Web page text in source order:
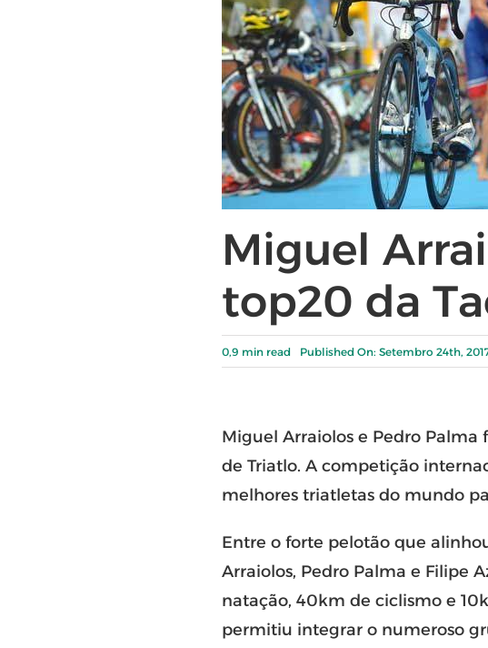
Miguel
top20 da
0,9 min read Published On: Setembro 24th,
Miguel Arraiolos e Pedro
de Triatlo. A competição
melhores triatletas do mundo
Entre o forte pelotão que
Arraiolos, Pedro Palma e Filipe
natação, 40km de ciclismo e
permitiu integrar o numeroso